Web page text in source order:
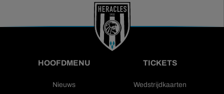
HOOFDMENU
Nieuws
TICKETS
Wedstrijdkaarten